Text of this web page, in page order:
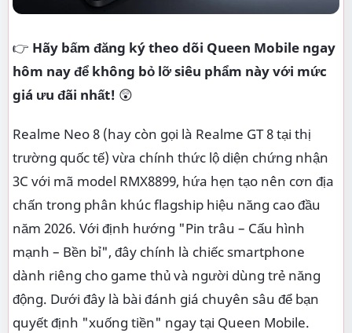
👉 Hãy bấm đăng ký theo dõi Queen Mobile ngay
hôm nay để không bỏ lỡ siêu phẩm này với mức
giá ưu đãi nhất! 😲
Realme Neo 8 (hay còn gọi là Realme GT 8 tại thị
trường quốc tế) vừa chính thức lộ diện chứng nhận
3C với mã model RMX8899, hứa hẹn tạo nên cơn địa
chấn trong phân khúc flagship hiệu năng cao đầu
năm 2026. Với định hướng "Pin trâu – Cấu hình
mạnh – Bền bỉ", đây chính là chiếc smartphone
dành riêng cho game thủ và người dùng trẻ năng
động. Dưới đây là bài đánh giá chuyên sâu để bạn
quyết định "xuống tiền" ngay tại Queen Mobile.